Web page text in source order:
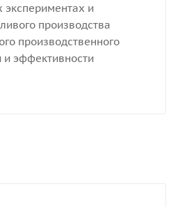
экспериментах и
производства
производственного
и эффективности